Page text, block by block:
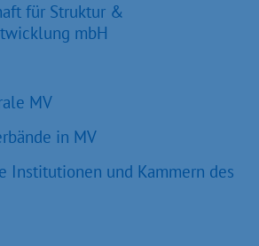
für Struktur &
mbH
MV
in MV
Institutionen und Kammern des